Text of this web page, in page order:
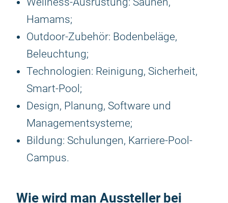
Hamams;
Outdoor-Zubehör: Bodenbeläge,
Beleuchtung;
Technologien: Reinigung, Sicherheit,
Smart-Pool;
Design, Planung, Software und
Managementsysteme;
Bildung: Schulungen, Karriere-Pool-
Campus.
Wie wird man Aussteller bei